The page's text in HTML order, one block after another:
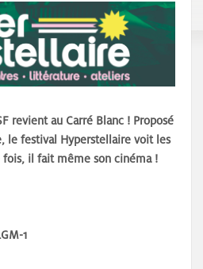
revient au Carré Blanc ! Proposé
le festival Hyperstellaire voit les
il fait même son cinéma !
1